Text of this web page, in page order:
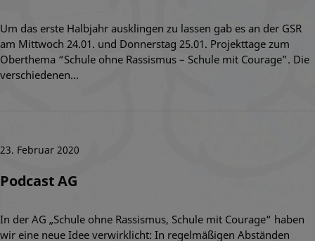
Um das erste Halbjahr ausklingen zu lassen gab es an der GSR
am Mittwoch 24.01. und Donnerstag 25.01. Projekttage zum
Oberthema “Schule ohne Rassismus – Schule mit Courage”. Die
verschiedenen…
23. Februar 2020
Podcast AG
In der AG „Schule ohne Rassismus, Schule mit Courage“ haben
wir eine neue Idee verwirklicht: In regelmäßigen Abständen